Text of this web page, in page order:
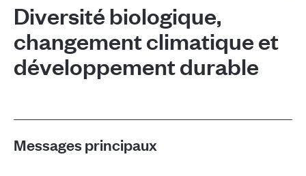
Diversité biologique,
changement climatique et
développement durable
Messages principaux